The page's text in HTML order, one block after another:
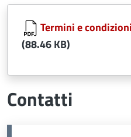
Document
Termini e
(88.46 KB)
Contatti